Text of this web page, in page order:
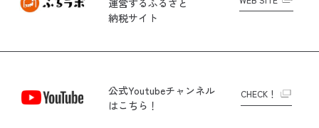
運営するふるさと
納税サイト
公式Youtubeチャンネル
はこちら！
CHECK！